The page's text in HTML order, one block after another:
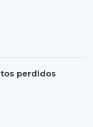
perdidos